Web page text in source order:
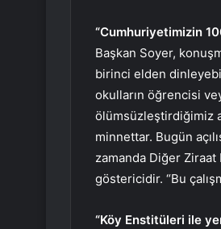
“Cumhuriyetimizin
Başkan Soyer,
birinci elden
okulların öğrencisi
ölümsüzleştirdiğimiz
minnettar. Bugün
zamanda Diğer
göstericidir. “Bu
“Köy Enstitüleri ile